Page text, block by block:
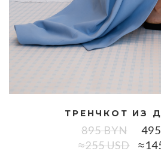
ТРЕНЧКОТ ИЗ
895BYN
≈255 USD
495